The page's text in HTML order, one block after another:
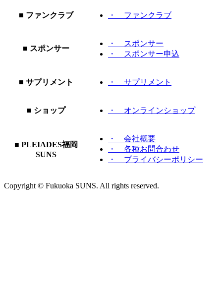
■ ファンクラブ ・ ファンクラブ
■ スポンサー
・ スポンサー
・ スポンサー申込
■ サプリメント ・ サプリメント
■ ショップ ・ オンラインショップ
■ PLEIADES福岡
SUNS
・ 会社概要
・ 各種お問合わせ
・ プライバシーポリシー
Copyright © Fukuoka SUNS. All rights reserved.